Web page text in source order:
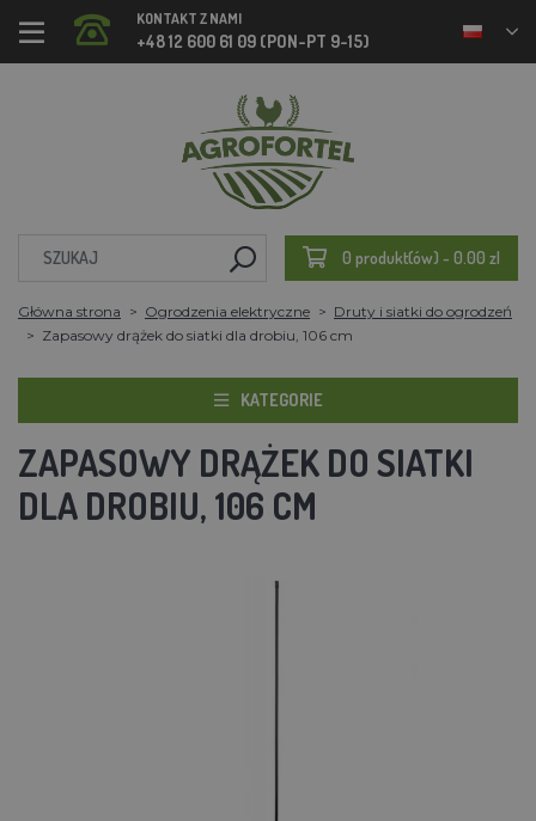
KONTAKT Z NAMI
+48 12 600 61 09 (PON-PT 9-15)
0 produkt(ów) - 0.00 zl
Główna strona Ogrodzenia elektryczne
Druty i siatki do ogrodzeń
Zapasowy drążek do siatki dla drobiu, 106 cm
KATEGORIE
ZAPASOWY DRĄŻEK DO SIATKI
DLA DROBIU, 106 CM